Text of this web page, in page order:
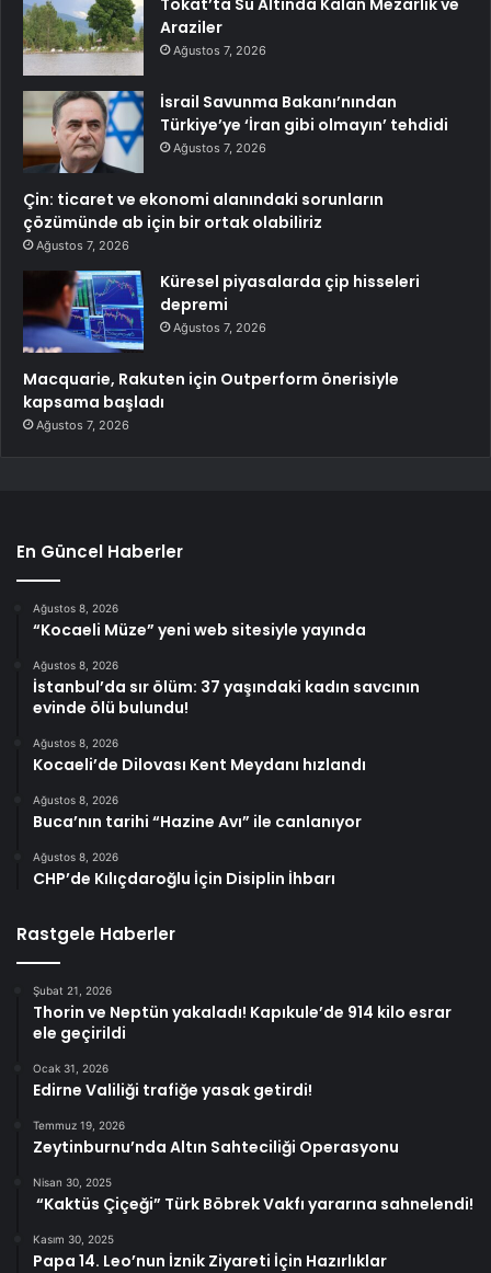
Tokat’ta Su Altında Kalan Mezarlık ve
Araziler
Ağustos 7, 2026
İsrail Savunma Bakanı’nından
Türkiye’ye ‘İran gibi olmayın’ tehdidi
Ağustos 7, 2026
Çin: ticaret ve ekonomi alanındaki sorunların
çözümünde ab için bir ortak olabiliriz
Ağustos 7, 2026
Küresel piyasalarda çip hisseleri
depremi
Ağustos 7, 2026
Macquarie, Rakuten için Outperform önerisiyle
kapsama başladı
Ağustos 7, 2026
En Güncel Haberler
Ağustos 8, 2026
“Kocaeli Müze” yeni web sitesiyle yayında
Ağustos 8, 2026
İstanbul’da sır ölüm: 37 yaşındaki kadın savcının
evinde ölü bulundu!
Ağustos 8, 2026
Kocaeli’de Dilovası Kent Meydanı hızlandı
Ağustos 8, 2026
Buca’nın tarihi “Hazine Avı” ile canlanıyor
Ağustos 8, 2026
CHP’de Kılıçdaroğlu İçin Disiplin İhbarı
Rastgele Haberler
Şubat 21, 2026
Thorin ve Neptün yakaladı! Kapıkule’de 914 kilo esrar
ele geçirildi
Ocak 31, 2026
Edirne Valiliği trafiğe yasak getirdi!
Temmuz 19, 2026
Zeytinburnu’nda Altın Sahteciliği Operasyonu
Nisan 30, 2025
“Kaktüs Çiçeği” Türk Böbrek Vakfı yararına sahnelendi!
Kasım 30, 2025
Papa 14. Leo’nun İznik Ziyareti İçin Hazırlıklar